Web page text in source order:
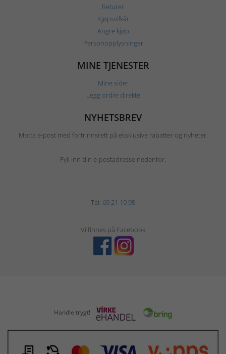
Returer
Kjøpsvilkår
Angre kjøp
Personopplysninger
MINE TJENESTER
Mine sider
Legg ordre direkte
NYHETSBREV
Motta e-post med fortrinnsrett på eksklusive rabatter og nyheter.
Fyll inn din e-postadresse nedenfor.
Tel: 69 21 10 95
Vi finnes på Facebook
Handle trygt!